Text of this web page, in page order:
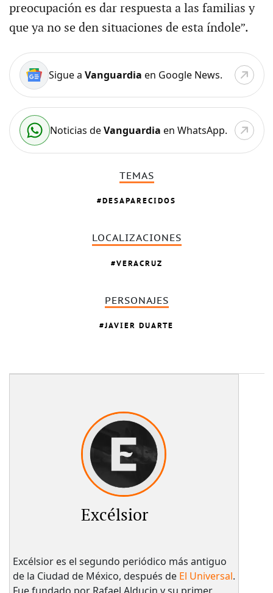
preocupación es dar respuesta a las familias y
que ya no se den situaciones de esta índole”.
Sigue a Vanguardia en Google News.
Noticias deVanguardia en WhatsApp.
TEMAS
DESAPARECIDOS
LOCALIZACIONES
VERACRUZ
PERSONAJES
JAVIER DUARTE
Excélsior
Excélsior es el segundo periódico más antiguo
de la Ciudad de México, después de El Universal.